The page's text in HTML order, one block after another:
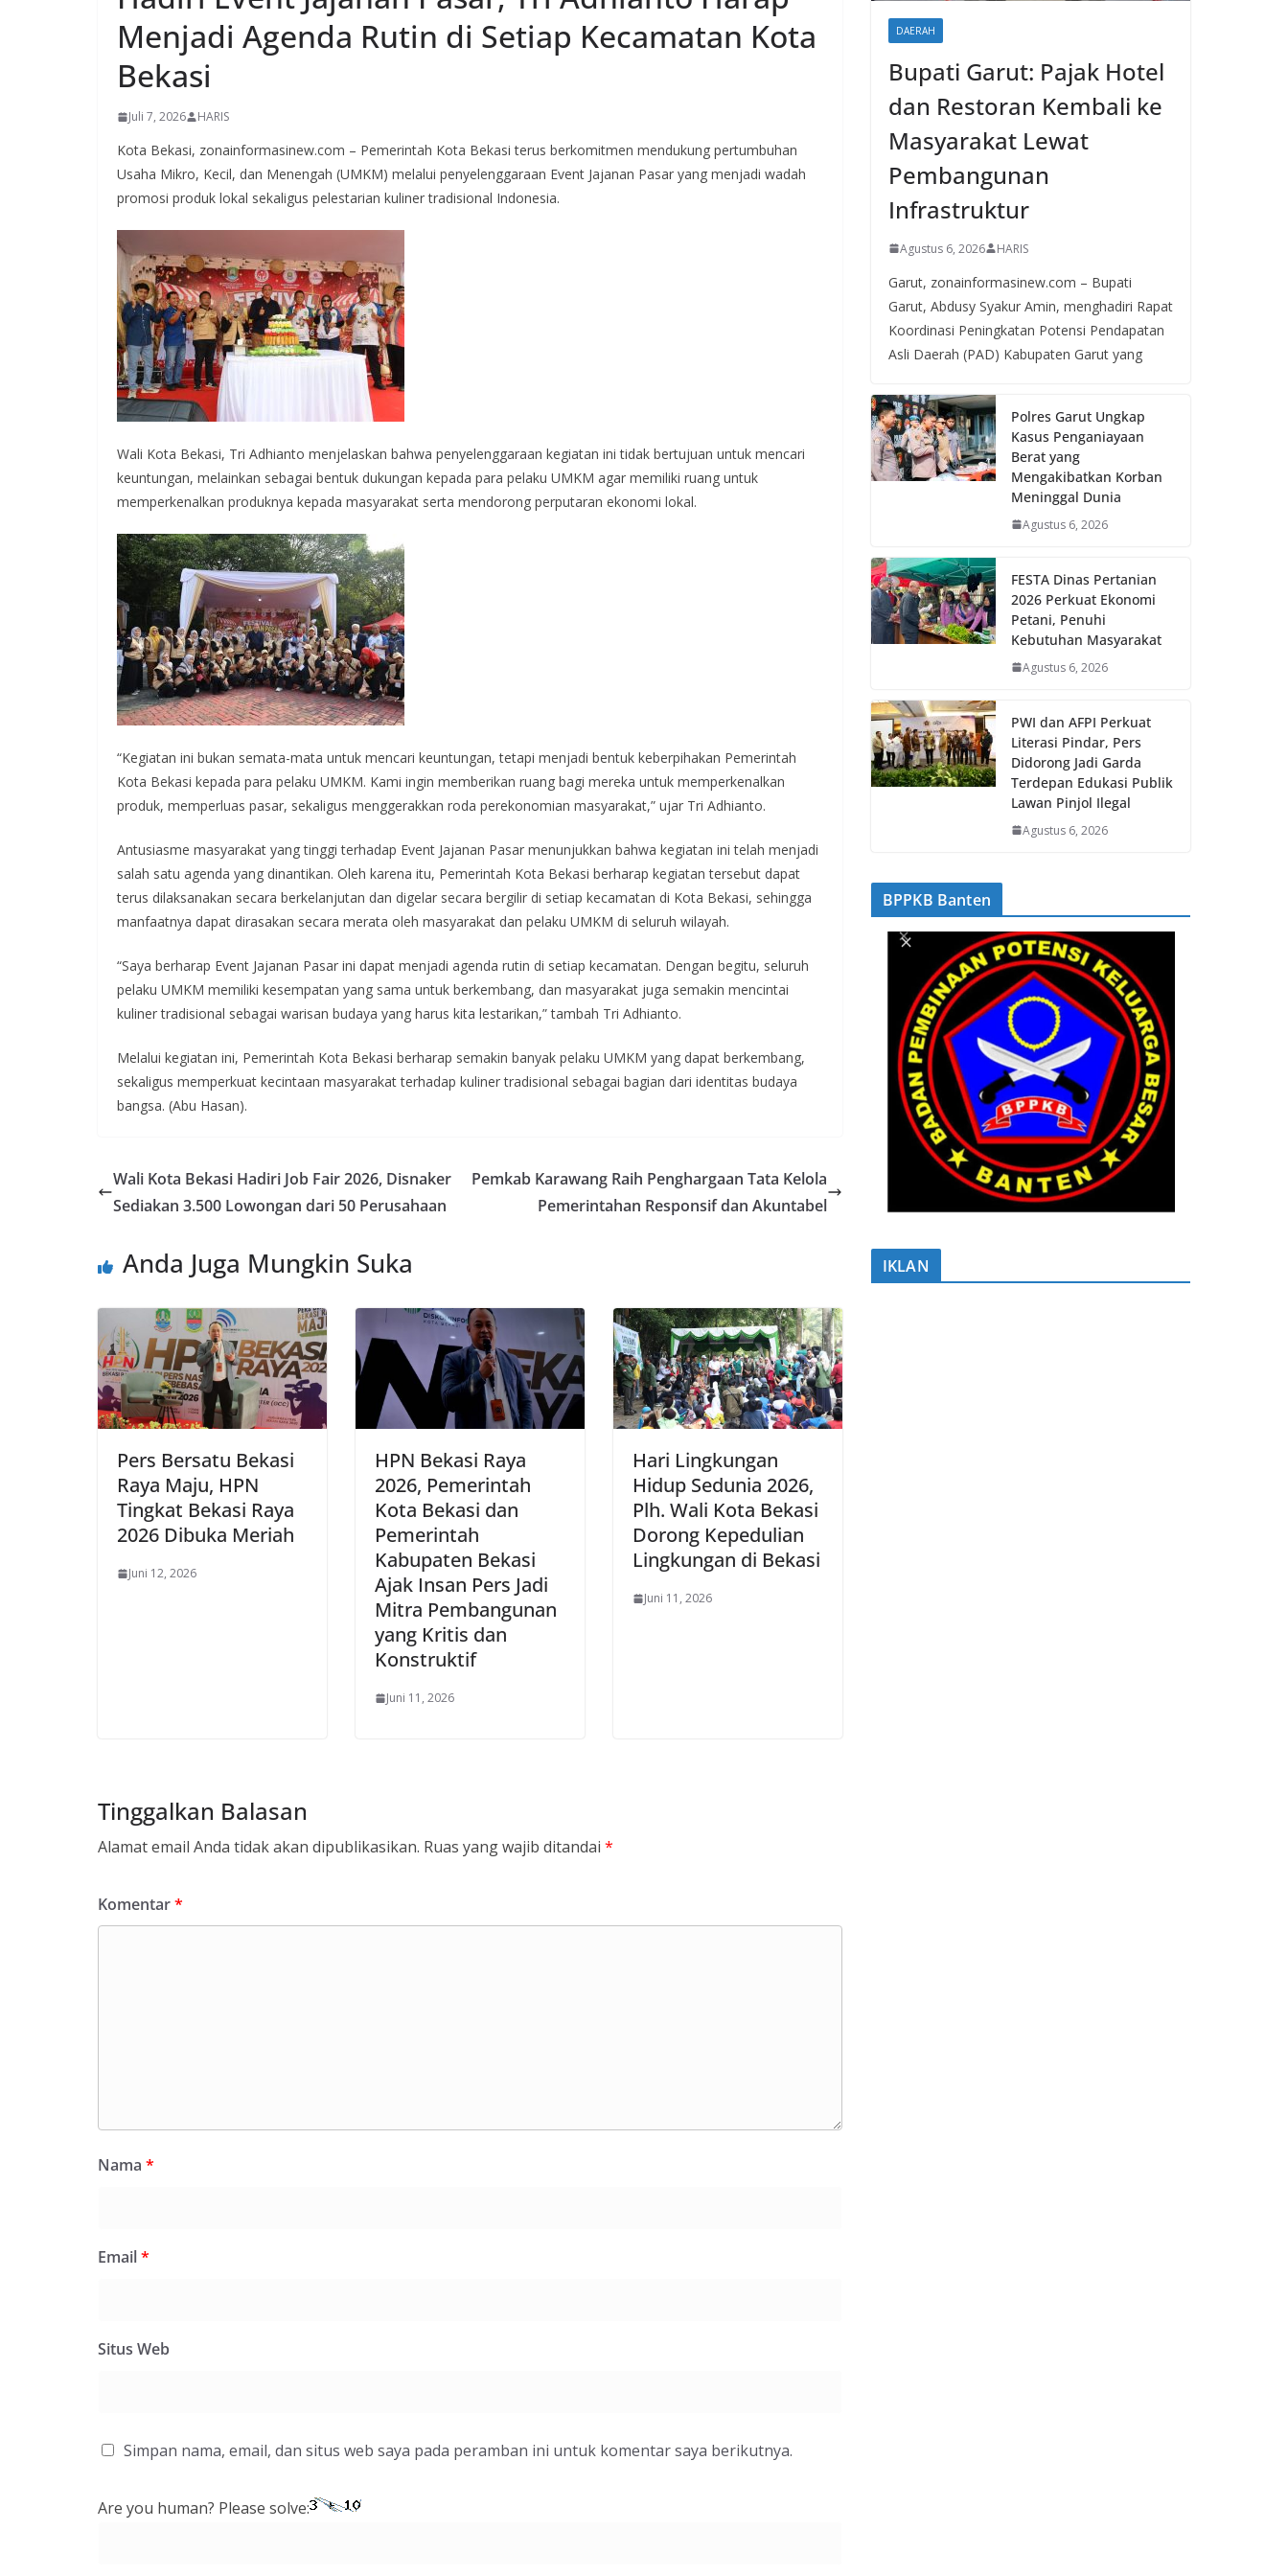
Menjadi Agenda Rutin di Setiap Kecamatan Kota
Bekasi
Juli 7, 2026 HARIS
Kota Bekasi, zonainformasinew.com – Pemerintah Kota Bekasi terus berkomitmen mendukung pertumbuhan
Usaha Mikro, Kecil, dan Menengah (UMKM) melalui penyelenggaraan Event Jajanan Pasar yang menjadi wadah
promosi produk lokal sekaligus pelestarian kuliner tradisional Indonesia.
Wali Kota Bekasi, Tri Adhianto menjelaskan bahwa penyelenggaraan kegiatan ini tidak bertujuan untuk mencari
keuntungan, melainkan sebagai bentuk dukungan kepada para pelaku UMKM agar memiliki ruang untuk
memperkenalkan produknya kepada masyarakat serta mendorong perputaran ekonomi lokal.
“Kegiatan ini bukan semata-mata untuk mencari keuntungan, tetapi menjadi bentuk keberpihakan Pemerintah
Kota Bekasi kepada para pelaku UMKM. Kami ingin memberikan ruang bagi mereka untuk memperkenalkan
produk, memperluas pasar, sekaligus menggerakkan roda perekonomian masyarakat,” ujar Tri Adhianto.
Antusiasme masyarakat yang tinggi terhadap Event Jajanan Pasar menunjukkan bahwa kegiatan ini telah menjadi
salah satu agenda yang dinantikan. Oleh karena itu, Pemerintah Kota Bekasi berharap kegiatan tersebut dapat
terus dilaksanakan secara berkelanjutan dan digelar secara bergilir di setiap kecamatan di Kota Bekasi, sehingga
manfaatnya dapat dirasakan secara merata oleh masyarakat dan pelaku UMKM di seluruh wilayah.
“Saya berharap Event Jajanan Pasar ini dapat menjadi agenda rutin di setiap kecamatan. Dengan begitu, seluruh
pelaku UMKM memiliki kesempatan yang sama untuk berkembang, dan masyarakat juga semakin mencintai
kuliner tradisional sebagai warisan budaya yang harus kita lestarikan,” tambah Tri Adhianto.
Melalui kegiatan ini, Pemerintah Kota Bekasi berharap semakin banyak pelaku UMKM yang dapat berkembang,
sekaligus memperkuat kecintaan masyarakat terhadap kuliner tradisional sebagai bagian dari identitas budaya
bangsa. (Abu Hasan).
Wali Kota Bekasi Hadiri Job Fair 2026, Disnaker
Sediakan 3.500 Lowongan dari 50 Perusahaan
Pemkab Karawang Raih Penghargaan Tata Kelola
Pemerintahan Responsif dan Akuntabel
Anda Juga Mungkin Suka
Pers Bersatu Bekasi
Raya Maju, HPN
Tingkat Bekasi Raya
2026 Dibuka Meriah
Juni 12, 2026
HPN Bekasi Raya
2026, Pemerintah
Kota Bekasi dan
Pemerintah
Kabupaten Bekasi
Ajak Insan Pers Jadi
Mitra Pembangunan
yang Kritis dan
Konstruktif
Juni 11, 2026
Hari Lingkungan
Hidup Sedunia 2026,
Plh. Wali Kota Bekasi
Dorong Kepedulian
Lingkungan di Bekasi
Juni 11, 2026
Tinggalkan Balasan
Alamat email Anda tidak akan dipublikasikan. Ruas yang wajib ditandai *
Komentar*
Nama *
Email*
Situs Web
Simpan nama, email, dan situs web saya pada peramban ini untuk komentar saya berikutnya.
Are you human? Please solve:
DAERAH
Bupati Garut: Pajak Hotel
dan Restoran Kembali ke
Masyarakat Lewat
Pembangunan
Infrastruktur
Agustus 6, 2026 HARIS
Garut, zonainformasinew.com – Bupati
Garut, Abdusy Syakur Amin, menghadiri Rapat
Koordinasi Peningkatan Potensi Pendapatan
Asli Daerah (PAD) Kabupaten Garut yang
Polres Garut Ungkap
Kasus Penganiayaan
Berat yang
Mengakibatkan Korban
Meninggal Dunia
Agustus 6, 2026
FESTA Dinas Pertanian
2026 Perkuat Ekonomi
Petani, Penuhi
Kebutuhan Masyarakat
Agustus 6, 2026
PWI dan AFPI Perkuat
Literasi Pindar, Pers
Didorong Jadi Garda
Terdepan Edukasi Publik
Lawan Pinjol Ilegal
Agustus 6, 2026
BPPKB Banten
IKLAN